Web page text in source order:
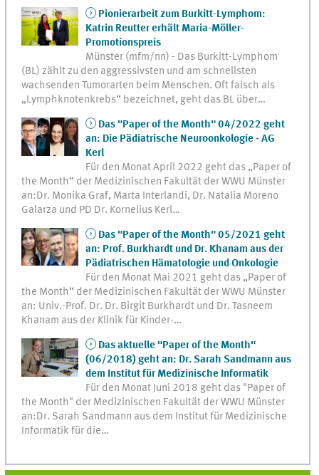
Pionierarbeit zum Burkitt-Lymphom:
Katrin Reutter erhält Maria-Möller-
Promotionspreis
Münster (mfm/nn) - Das Burkitt-Lymphom
(BL) zählt zu den aggressivsten und am schnellsten
wachsenden Tumorarten beim Menschen. Oft falsch als
„Lymphknotenkrebs“ bezeichnet, geht das BL über…
Das "Paper of the Month" 04/2022 geht
an: Die Pädiatrische Neuroonkologie - AG
Kerl
Für den Monat April 2022 geht das „Paper of
the Month“ der Medizinischen Fakultät der WWU Münster
an:Dr. Monika Graf, Marta Interlandi, Dr. Natalia Moreno
Galarza und PD Dr. Kornelius Kerl…
Das "Paper of the Month" 05/2021 geht
an: Prof. Burkhardt und Dr. Khanam aus der
Pädiatrischen Hämatologie und Onkologie
Für den Monat Mai 2021 geht das „Paper of
the Month“ der Medizinischen Fakultät der WWU Münster
an: Univ.-Prof. Dr. Dr. Birgit Burkhardt und Dr. Tasneem
Khanam aus der Klinik für Kinder-…
Das aktuelle "Paper of the Month"
(06/2018) geht an: Dr. Sarah Sandmann aus
dem Institut für Medizinische Informatik
Für den Monat Juni 2018 geht das "Paper of
the Month" der Medizinischen Fakultät der WWU Münster
an:Dr. Sarah Sandmann aus dem Institut für Medizinische
Informatik für die…